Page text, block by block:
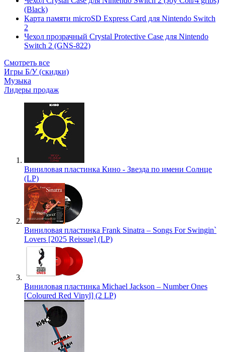
(Black)
Карта памяти microSD Express Card для Nintendo Switch
2
Чехол прозрачный Crystal Protective Case для Nintendo
Switch 2 (GNS-822)
Смотреть все
Игры Б/У (скидки)
Музыка
Лидеры продаж
Виниловая пластинка Кино - Звезда по имени Солнце
(LP)
Виниловая пластинка Frank Sinatra – Songs For Swingin`
Lovers [2025 Reissue] (LP)
Виниловая пластинка Michael Jackson – Number Ones
[Coloured Red Vinyl] (2 LP)